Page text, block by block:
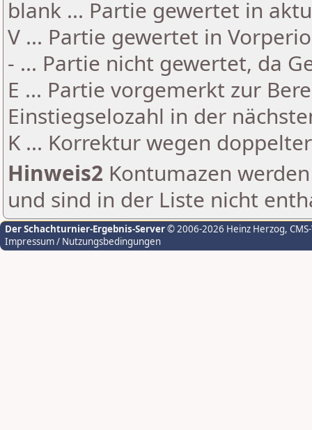
blank ... Partie gewertet in
V ... Partie gewertet in
- ... Partie nicht gewertet, da
E ... Partie vorgemerkt zur
Einstiegselozahl in der
K ... Korrektur wegen
Hinweis2 Kontumazen
und sind in der Liste nicht
Der Schachturnier-Ergebnis-Server© 2006-2026 Heinz Herzog,
Impressum / Nutzungsbedingungen